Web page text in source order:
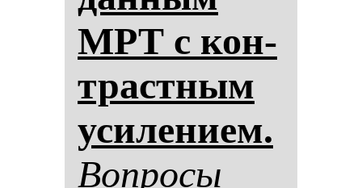
МРТ с кон­
трастным
уси­ле­ни­ем.
Воп­ро­сы